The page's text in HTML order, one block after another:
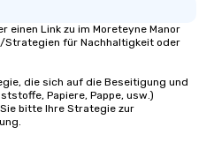
age of
20th
einen Link zu im Moreteyne Manor
Strategien für Nachhaltigkeit oder
die sich auf die Beseitigung und
Papiere, Pappe, usw.)
bitte Ihre Strategie zur